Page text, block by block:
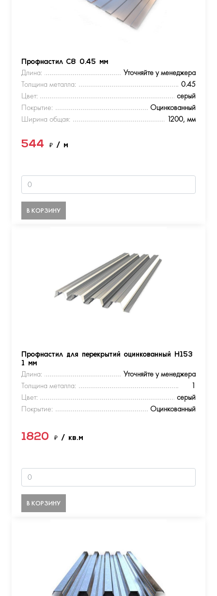
Профнастил С8 0.45 мм
Длина:
Уточняйте у менеджера
Толщина металла:
0.45
Цвет:
серый
Покрытие:
Оцинкованный
Ширина общая:
1200, мм
544 ₽ / м
В КОРЗИНУ
Профнастил для перекрытий оцинкованный Н153
1 мм
Длина:
Уточняйте у менеджера
Толщина металла:
1
Цвет:
серый
Покрытие:
Оцинкованный
1820 ₽ / кв.м
В КОРЗИНУ